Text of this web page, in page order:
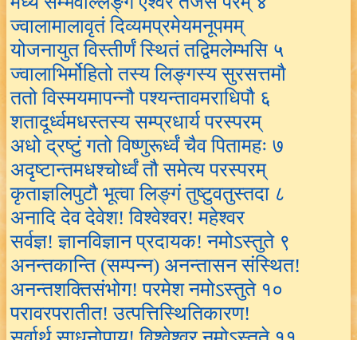
ज्वालामालावृतं दिव्यमप्रमेयमनूपमम्
योजनायुत विस्तीर्णं स्थितं तद्विमलेम्भसि ५
ज्वालाभिर्मोहितो तस्य लिङ्गस्य सुरसत्तमौ
ततो विस्मयमापन्नौ पश्यन्तावमराधिपौ ६
शतादूर्ध्वमधस्तस्य सम्प्रधार्य परस्परम्
अधो द्रष्टुं गतो विष्णुरूर्ध्वं चैव पितामहः ७
अदृष्टान्तमधश्चोर्ध्वं तौ समेत्य परस्परम्
कृताज्ञलिपुटौ भूत्वा लिङ्गं तुष्टुवतुस्तदा ८
अनादि देव देवेश! विश्वेश्वर! महेश्वर
सर्वज्ञ! ज्ञानविज्ञान प्रदायक! नमोऽस्तुते ९
अनन्तकान्ति (सम्पन्न) अनन्तासन संस्थित!
अनन्तशक्तिसंभोग! परमेश नमोऽस्तुते १०
परावरपरातीत! उत्पत्तिस्थितिकारण!